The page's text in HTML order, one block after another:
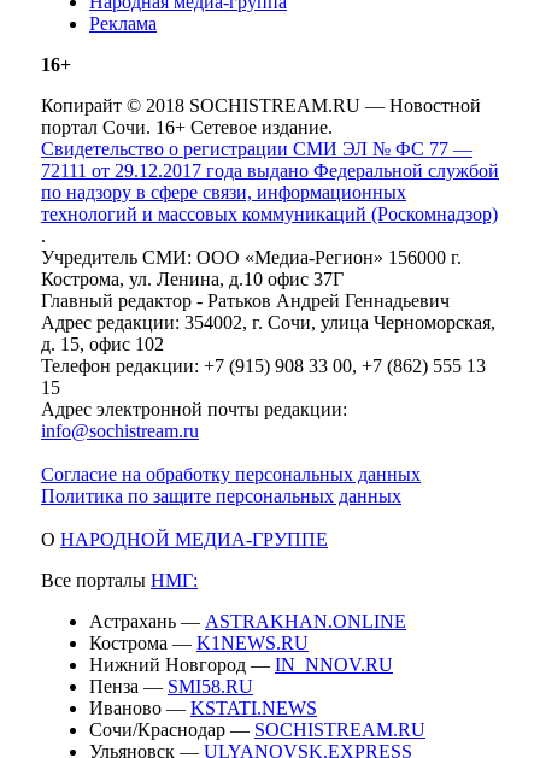
Реклама
16+
Копирайт © 2018 SOCHISTREAM.RU — Новостной
портал Сочи. 16+ Сетевое издание.
Свидетельство о регистрации СМИ ЭЛ № ФС 77 —
72111 от 29.12.2017 года выдано Федеральной службой
по надзору в сфере связи, информационных
технологий и массовых коммуникаций (Роскомнадзор)
.
Учредитель СМИ: ООО «Медиа-Регион» 156000 г.
Кострома, ул. Ленина, д.10 офис 37Г
Главный редактор - Ратьков Андрей Геннадьевич
Адрес редакции: 354002, г. Сочи, улица Черноморская,
д. 15, офис 102
Телефон редакции: +7 (915) 908 33 00, +7 (862) 555 13
15
Адрес электронной почты редакции:
info@sochistream.ru
Согласие на обработку персональных данных
Политика по защите персональных данных
О НАРОДНОЙ МЕДИА-ГРУППЕ
Все порталы НМГ:
Астрахань — ASTRAKHAN.ONLINE
Кострома — K1NEWS.RU
Нижний Новгород — IN_NNOV.RU
Пенза — SMI58.RU
Иваново — KSTATI.NEWS
Сочи/Краснодар — SOCHISTREAM.RU
Ульяновск — ULYANOVSK.EXPRESS